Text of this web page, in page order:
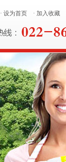
· 设为首页 · 加入收藏